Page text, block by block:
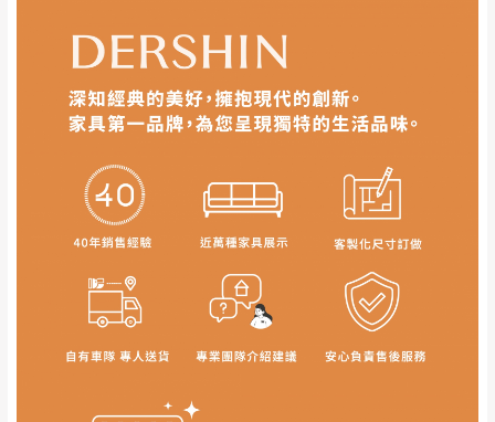
暫無配送地區：彰化、南投、雲林、嘉義、台南、高
雄、屏東、宜蘭、 花蓮、台東、金門、馬祖、澎湖地區
（可於LINE線上詢問 →@dershin）
加收說明
。
包裝、廠商紙及所有附隨文件或資料之完整
貨。
由於透過電腦螢幕選購商品，可能會因個人
電腦螢幕的設定色差或解析度等因素， 與實
際商品的顏色、質感稍有不同，如因此而需
退換貨，
需自付來回運費及人資成本，請您
訂購前詳加確認。(包含商品尺寸是否合適)。
訂購前請確認商品尺寸，大型物件因為人工
丈量，難免會有些許誤差值(約正負0.5CM)
內通知客服人員(Line@ ID：